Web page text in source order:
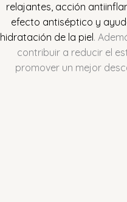
relajantes, acción
efecto antiséptico y
hidratación de la piel.
contribuir a reducir el
promover un mejor